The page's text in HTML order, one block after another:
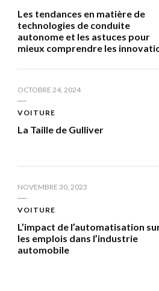
Les tendances en matière de
technologies de conduite
autonome et les astuces pour
mieux comprendre les
OCTOBRE 24, 2024
VOITURE
La Taille de Gulliver
NOVEMBRE 30, 2023
VOITURE
L’impact de l’automatisation
les emplois dans l’industrie
automobile